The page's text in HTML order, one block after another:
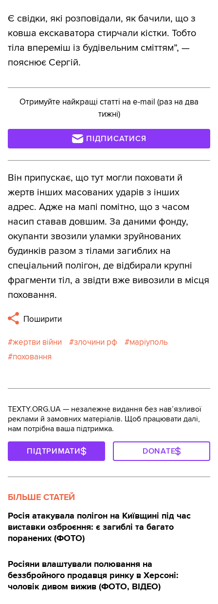
Є свідки, які розповідали, як бачили, що з
ковша екскаватора стирчали кістки. Тобто
тіла впереміш із будівельним сміттям”, —
пояснює Сергій.
Отримуйте найкращі статті на e-mail (раз на два
тижні)
ПІДПИСАТИСЯ
Він припускає, що тут могли поховати й
жертв інших масованих ударів з інших
адрес. Адже на мапі помітно, що з часом
насип ставав довшим. За даними фонду,
окупанти звозили уламки зруйнованих
будинків разом з тілами загиблих на
спеціальний полігон, де відбирали крупні
фрагменти тіл, а звідти вже вивозили в місця
поховання.
Поширити
жертви війни злочини рф
маріуполь
поховання
TEXTY.ORG.UA — незалежне видання без навʼязливої
реклами й замовних матеріалів. Щоб працювати далі,
нам потрібна ваша підтримка.
ПІДТРИМАТИ DONATE
БІЛЬШЕ СТАТЕЙ
Росія атакувала полігон на Київщині під час
виставки озброєння: є загиблі та багато
поранених (ФОТО)
Росіяни влаштували полювання на
беззбройного продавця ринку в Херсоні:
чоловік дивом вижив (ФОТО, ВІДЕО)